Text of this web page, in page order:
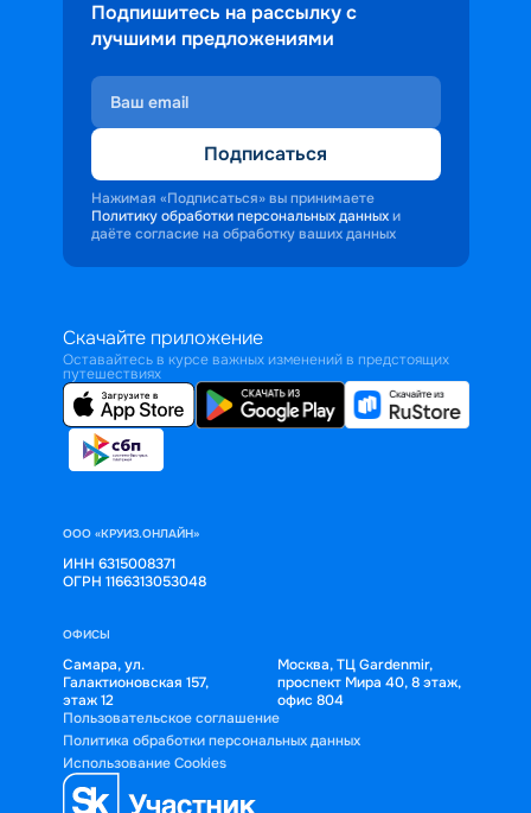
Подпишитесь на рассылку с
лучшими предложениями
Подписаться
Нажимая «Подписаться» вы принимаете
Политику обработки персональных данных и
даёте согласие на обработку ваших данных
Скачайте приложение
Оставайтесь в курсе важных изменений в предстоящих
путешествиях
ООО «КРУИЗ.ОНЛАЙН»
ИНН 6315008371
ОГРН 1166313053048
ОФИСЫ
Самара, ул.
Галактионовская 157,
этаж 12
Москва, ТЦ Gardenmir,
проспект Мира 40, 8 этаж,
офис 804
Пользовательское соглашение
Политика обработки персональных данных
Использование Cookies